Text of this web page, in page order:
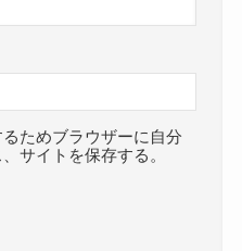
ためブラウザーに自分
サイトを保存する。